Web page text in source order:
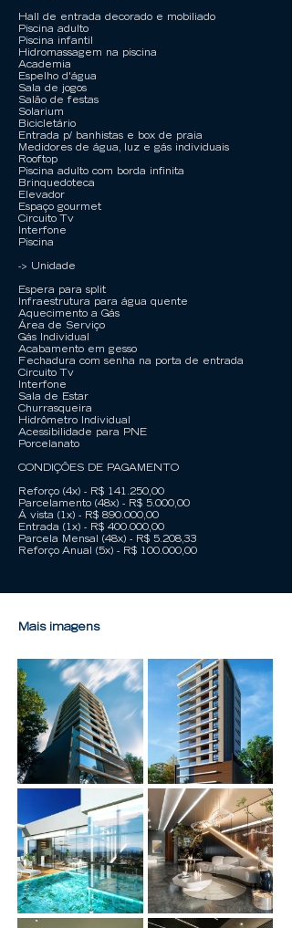
Hall de entrada decorado e mobiliado
Piscina adulto
Piscina infantil
Hidromassagem na piscina
Academia
Espelho d'água
Sala de jogos
Salão de festas
Solarium
Bicicletário
Entrada p/ banhistas e box de praia
Medidores de água, luz e gás individuais
Rooftop
Piscina adulto com borda infinita
Brinquedoteca
Elevador
Espaço gourmet
Circuito Tv
Interfone
Piscina
-> Unidade
Espera para split
Infraestrutura para água quente
Aquecimento a Gás
Área de Serviço
Gás Individual
Acabamento em gesso
Fechadura com senha na porta de entrada
Circuito Tv
Interfone
Sala de Estar
Churrasqueira
Hidrômetro Individual
Acessibilidade para PNE
Porcelanato
CONDIÇÕES DE PAGAMENTO
Reforço (4x) - R$ 141.250,00
Parcelamento (48x) - R$ 5.000,00
Á vista (1x) - R$ 890.000,00
Entrada (1x) - R$ 400.000,00
Parcela Mensal (48x) - R$ 5.208,33
Reforço Anual (5x) - R$ 100.000,00
Mais imagens